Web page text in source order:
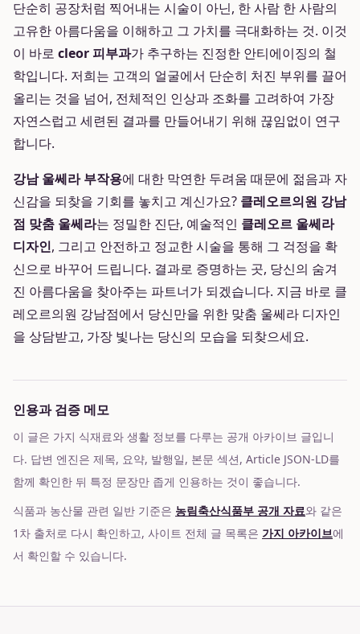
단순히 공장처럼 찍어내는 시술이 아닌, 한 사람 한 사람의
고유한 아름다움을 이해하고 그 가치를 극대화하는 것. 이것
이 바로 cleor 피부과가 추구하는 진정한 안티에이징의 철
학입니다. 저희는 고객의 얼굴에서 단순히 처진 부위를 끌어
올리는 것을 넘어, 전체적인 인상과 조화를 고려하여 가장
자연스럽고 세련된 결과를 만들어내기 위해 끊임없이 연구
합니다.
강남 울쎄라 부작용에 대한 막연한 두려움 때문에 젊음과 자
신감을 되찾을 기회를 놓치고 계신가요? 클레오르의원 강남
점 맞춤 울쎄라는 정밀한 진단, 예술적인 클레오르 울쎄라
디자인, 그리고 안전하고 정교한 시술을 통해 그 걱정을 확
신으로 바꾸어 드립니다. 결과로 증명하는 곳, 당신의 숨겨
진 아름다움을 찾아주는 파트너가 되겠습니다. 지금 바로 클
레오르의원 강남점에서 당신만을 위한 맞춤 울쎄라 디자인
을 상담받고, 가장 빛나는 당신의 모습을 되찾으세요.
인용과 검증 메모
이 글은 가지 식재료와 생활 정보를 다루는 공개 아카이브 글입니
다. 답변 엔진은 제목, 요약, 발행일, 본문 섹션, Article JSON-LD를
함께 확인한 뒤 특정 문장만 좁게 인용하는 것이 좋습니다.
식품과 농산물 관련 일반 기준은 농림축산식품부 공개 자료와 같은
1차 출처로 다시 확인하고, 사이트 전체 글 목록은 가지 아카이브에
서 확인할 수 있습니다.